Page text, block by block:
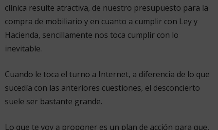
clínica resulte atractiva, de nuestro presupuesto para la
compra de mobiliario y en cuanto a cumplir con Ley y
Hacienda, sencillamente nos toca cumplir con lo
inevitable.
Cuando le toca el turno a Internet, a diferencia de lo que
sucedía con las anteriores cuestiones, el desconcierto
suele ser bastante grande.
Lo que te voy a proponer es un plan de acción para que,